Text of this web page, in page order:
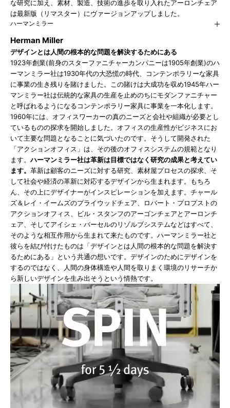
な研究に加え、素材、製造、技術の進歩を取り入れたアーロンチェア
は最新版（リマスター）にヴァージョンアップしました。
ハーマンミラー
Herman Miller
デザインとは人間の根本的な問題を解決するためにある
1923年創業(前身のスターファニチャーカンパニーは1905年創業)のハ
ーマンミラー社は1930年代の大恐慌の時代、コンテンポラリーな家具
に事業の生き残りを賭けました。この賭けは大成功を収め1945年ハー
マンミラー社は伝統的な家具の生産を止めのちにモダンファニチャー
と呼ばれるようになるコンテンポラリー家具に事業を一本化します。
1960年には、オフィスワーカーの真のニーズと会社や組織が必要とし
ているものの探求を開始しました。オフィスの生産性がビジネスにお
いて主要な問題となることに気づいたのです。そうして開発された
「アクションオフィス」は、その後のオフィスシステムの規範となり
ます。 ハーマンミラー社は革新は目標ではなく研究の成果と考えてい
ます。 革新は顧客のニーズに対する研究、素材屋プロセスの探求、そ
して社会や経済の革新に対応するデザインから生まれます。もちろ
ん、その上にデザイナーがインスピレーションを加えます。チャール
ズ＆レイ・イームズのプライウッドチェア、ロバート・プロプストの
アクションオフィス、ビル・スタンフのアーゴンチェアとアーロンチ
ェア、そしてアイシェ・バーセルのリゾルブシステムなどはすべて、
そのような相互作用から生まれて来たものです。ハーマンミラー社と
彼らを結び付けたものは「デザインとは人間の根本的な問題を解決す
るためにある」という共通の想いです。デザインのためにデザインを
するのではなく、人間の身体構造や人間を取りまく環境のリサーチか
ら新しいデザインを生み出そうという情熱です。